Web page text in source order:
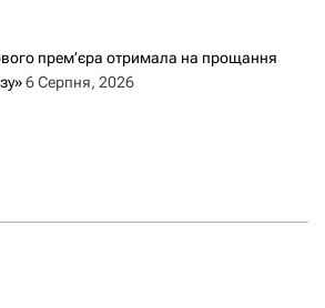
прем’єра отримала на прощання
6 Серпня, 2026